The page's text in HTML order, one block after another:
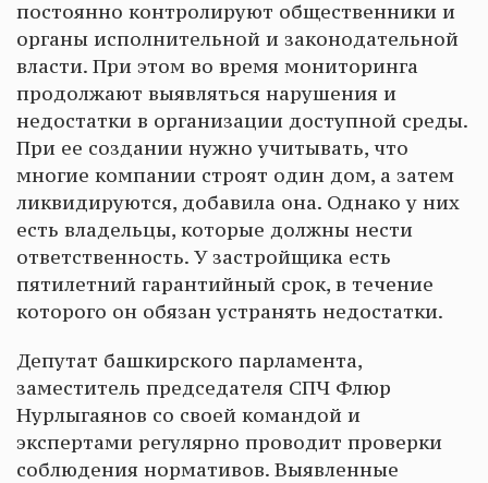
постоянно контролируют общественники и
органы исполнительной и законодательной
власти. При этом во время мониторинга
продолжают выявляться нарушения и
недостатки в организации доступной среды.
При ее создании нужно учитывать, что
многие компании строят один дом, а затем
ликвидируются, добавила она. Однако у них
есть владельцы, которые должны нести
ответственность. У застройщика есть
пятилетний гарантийный срок, в течение
которого он обязан устранять недостатки.
Депутат башкирского парламента,
заместитель председателя СПЧ Флюр
Нурлыгаянов со своей командой и
экспертами регулярно проводит проверки
соблюдения нормативов. Выявленные